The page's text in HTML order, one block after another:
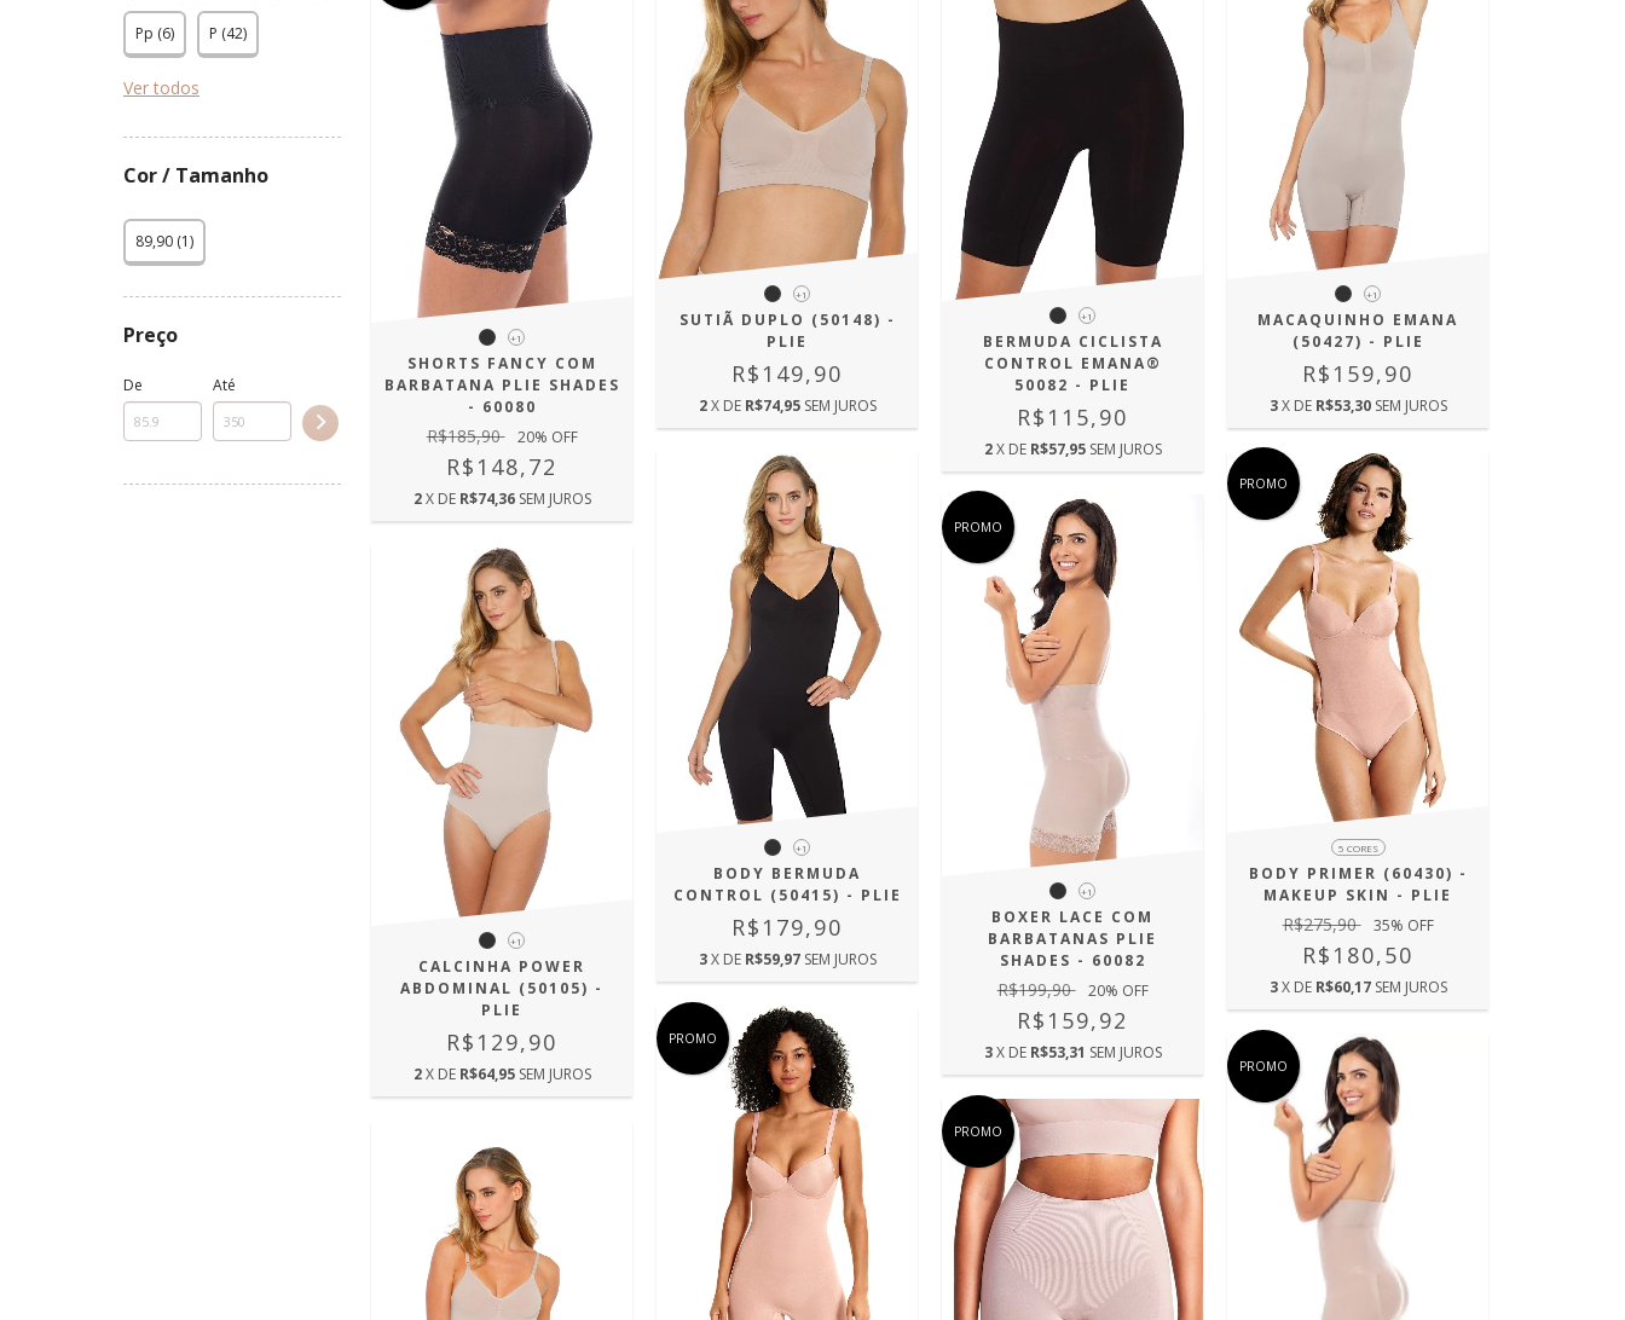
Pp (6) P (42)
Ver todos
Cor / Tamanho
89,90 (1)
Preço
De Até
+1
SHORTS FANCY COM
BARBATANA PLIE SHADES
- 60080
R$185,90 20% OFF
R$148,72
2X DE R$74,36 SEM JUROS
+1
SUTIÃ DUPLO (50148) -
PLIE
R$149,90
2X DE R$74,95 SEM JUROS
+1
BERMUDA CICLISTA
CONTROL EMANA®
50082 - PLIE
R$115,90
2X DE R$57,95 SEM JUROS
+1
MACAQUINHO EMANA
(50427) - PLIE
R$159,90
3X DE R$53,30 SEM JUROS
+1
CALCINHA POWER
ABDOMINAL (50105) -
PLIE
R$129,90
2X DE R$64,95 SEM JUROS
+1
BODY BERMUDA
CONTROL (50415) - PLIE
R$179,90
3X DE R$59,97 SEM JUROS
PROMO
+1
BOXER LACE COM
BARBATANAS PLIE
SHADES - 60082
R$199,90 20% OFF
R$159,92
3X DE R$53,31 SEM JUROS
PROMO
5 CORES
BODY PRIMER (60430) -
MAKEUP SKIN - PLIE
R$275,90 35% OFF
R$180,50
3X DE R$60,17 SEM JUROS
PROMO
PROMO
PROMO